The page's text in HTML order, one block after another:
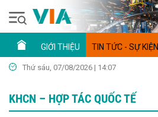
GIỚI THIỆU TIN TỨC - SỰ KIỆN
Thứ sáu, 07/08/2026 | 14:07
KHCN – HỢP TÁC QUỐC TẾ